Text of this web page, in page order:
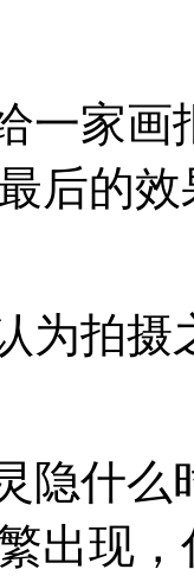
一家画
后的
为拍摄
隐什么
出现